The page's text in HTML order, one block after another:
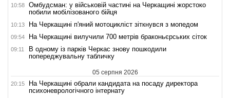
10:58
Омбудсман: у військовій частині на Черкащині жорстоко
побили мобілізованого бійця
10:13 На Черкащині п'яний мотоцикліст зіткнувся з мопедом
09:54 На Черкащині вилучили 700 метрів браконьєрських сіток
09:11
В одному із парків Черкас знову пошкодили
попереджувальну табличку
05 серпня 2026
20:15
На Черкащині обрали кандидата на посаду директора
психоневрологічного інтернату